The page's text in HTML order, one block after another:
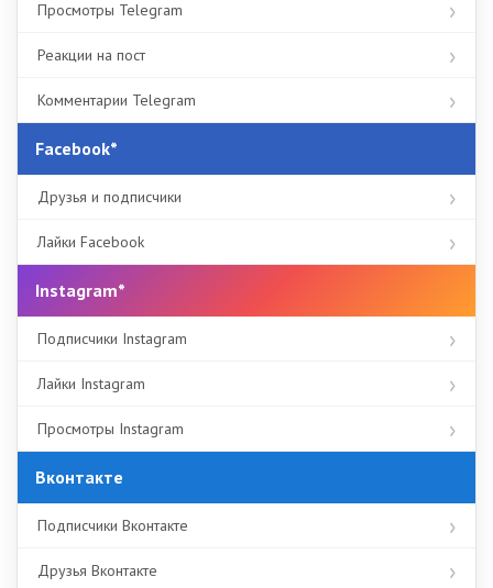
Просмотры Telegram
Реакции на пост
Комментарии Telegram
Facebook*
Друзья и подписчики
Лайки Facebook
Instagram*
Подписчики Instagram
Лайки Instagram
Просмотры Instagram
Вконтакте
Подписчики Вконтакте
Друзья Вконтакте